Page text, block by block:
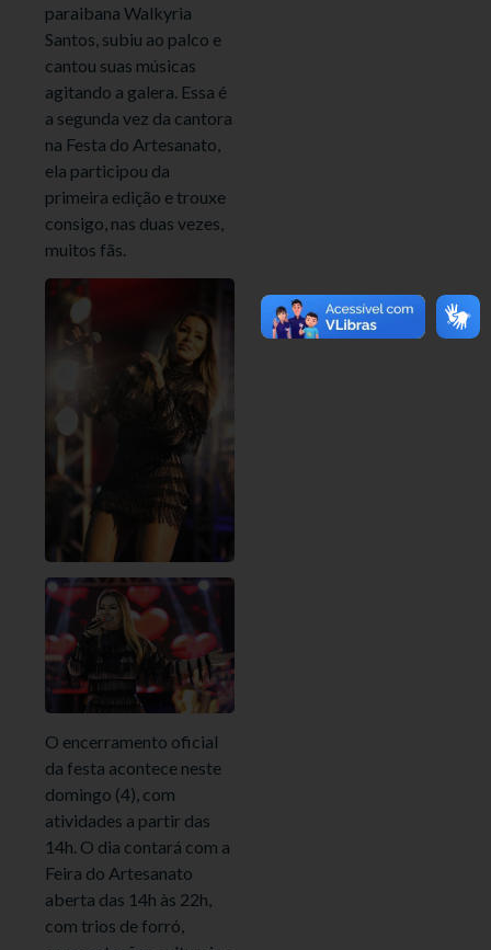
paraibana Walkyria
Santos, subiu ao palco e
cantou suas músicas
agitando a galera. Essa é
a segunda vez da cantora
na Festa do Artesanato,
ela participou da
primeira edição e trouxe
consigo, nas duas vezes,
muitos fãs.
O encerramento oficial
da festa acontece neste
domingo (4), com
atividades a partir das
14h. O dia contará com a
Feira do Artesanato
aberta das 14h às 22h,
com trios de forró,